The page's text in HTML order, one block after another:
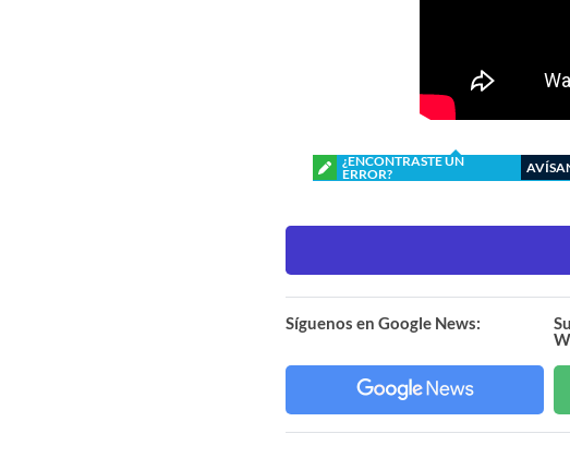
¿ENCONTRASTE UN
ERROR?
Síguenos en Google News: